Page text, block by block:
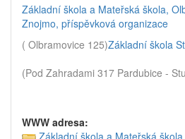
Základní škola a Mateřská škola,
Znojmo, příspěvková organizace
( Olbramovice 125)Základní škola
(Pod Zahradami 317 Pardubice -
WWW adresa:
Základní škola a Mateřská